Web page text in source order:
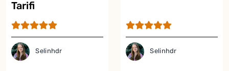
Tarifi
Selinhdr Selinhdr